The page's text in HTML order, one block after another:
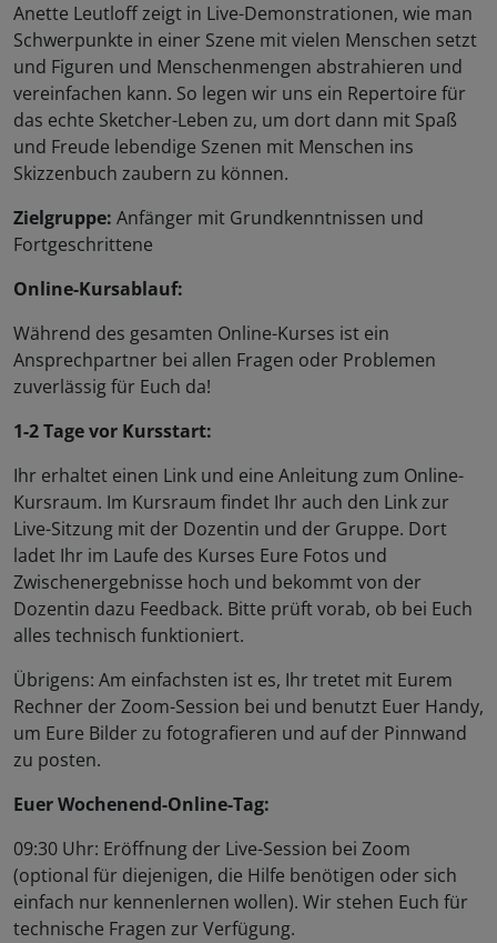
Anette Leutloff zeigt in Live-Demonstrationen, wie man
Schwerpunkte in einer Szene mit vielen Menschen setzt
und Figuren und Menschenmengen abstrahieren und
vereinfachen kann. So legen wir uns ein Repertoire für
das echte Sketcher-Leben zu, um dort dann mit Spaß
und Freude lebendige Szenen mit Menschen ins
Skizzenbuch zaubern zu können.
Zielgruppe: Anfänger mit Grundkenntnissen und
Fortgeschrittene
Online-Kursablauf:
Während des gesamten Online-Kurses ist ein
Ansprechpartner bei allen Fragen oder Problemen
zuverlässig für Euch da!
1-2 Tage vor Kursstart:
Ihr erhaltet einen Link und eine Anleitung zum Online-
Kursraum. Im Kursraum findet Ihr auch den Link zur
Live-Sitzung mit der Dozentin und der Gruppe. Dort
ladet Ihr im Laufe des Kurses Eure Fotos und
Zwischenergebnisse hoch und bekommt von der
Dozentin dazu Feedback. Bitte prüft vorab, ob bei Euch
alles technisch funktioniert.
Übrigens: Am einfachsten ist es, Ihr tretet mit Eurem
Rechner der Zoom-Session bei und benutzt Euer Handy,
um Eure Bilder zu fotografieren und auf der Pinnwand
zu posten.
Euer Wochenend-Online-Tag:
09:30 Uhr: Eröffnung der Live-Session bei Zoom
(optional für diejenigen, die Hilfe benötigen oder sich
einfach nur kennenlernen wollen). Wir stehen Euch für
technische Fragen zur Verfügung.